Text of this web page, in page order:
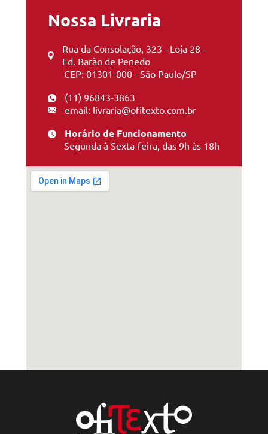
Nossa Livraria
Rua da Consolação, 323 - Loja 28 -
Ed. Barão de Penedo
CEP: 01301-000 - São Paulo/SP
(11) 96843-3863
email: livraria@ofitexto.com.br
Horário de Funcionamento
Segunda à Sexta-feira, das 9h às 18h